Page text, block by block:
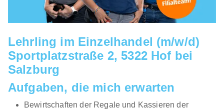
Lehrling im Einzelhandel (m/w/d)
Sportplatzstraße 2, 5322 Hof bei
Salzburg
Aufgaben, die mich erwarten
Bewirtschaften der Regale und Kassieren der